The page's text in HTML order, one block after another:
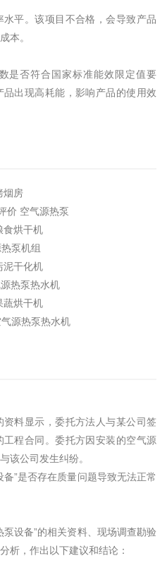
平。该项目不合格，会导致产品
本。
是否符合国家标准能效限定值要
出现高耗能，影响产品的使用效
烟房
价 空气源热泵
食烘干机
泵机组
泥干化机
热泵热水机
蔬烘干机
源热泵热水机
料显示，委托方法人与某公司签
程合同。委托方因安装的空气源
该公司发生纠纷。
”是否存在质量问题导致无法正常
设备”的相关资料、现场调查勘验
析，作出以下建议和结论：